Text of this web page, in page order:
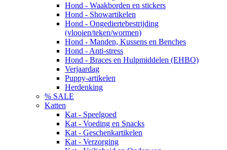
Hond - Waakborden en stickers
Hond - Showartikelen
Hond - Ongediertebestrijding
(vlooien/teken/wormen)
Hond - Manden, Kussens en Benches
Hond - Anti-stress
Hond - Braces en Hulpmiddelen (EHBO)
Verjaardag
Puppy-artikelen
Herdenking
% SALE
Katten
Kat - Speelgoed
Kat - Voeding en Snacks
Kat - Geschenkartikelen
Kat - Verzorging